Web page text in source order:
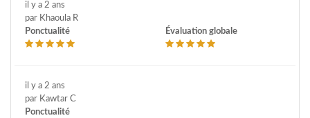
il y a 2 ans
par Khaoula R
Ponctualité
Évaluation globale
il y a 2 ans
par Kawtar C
Ponctualité